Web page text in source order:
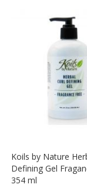
Koils by Nature
Defining Gel
354 ml